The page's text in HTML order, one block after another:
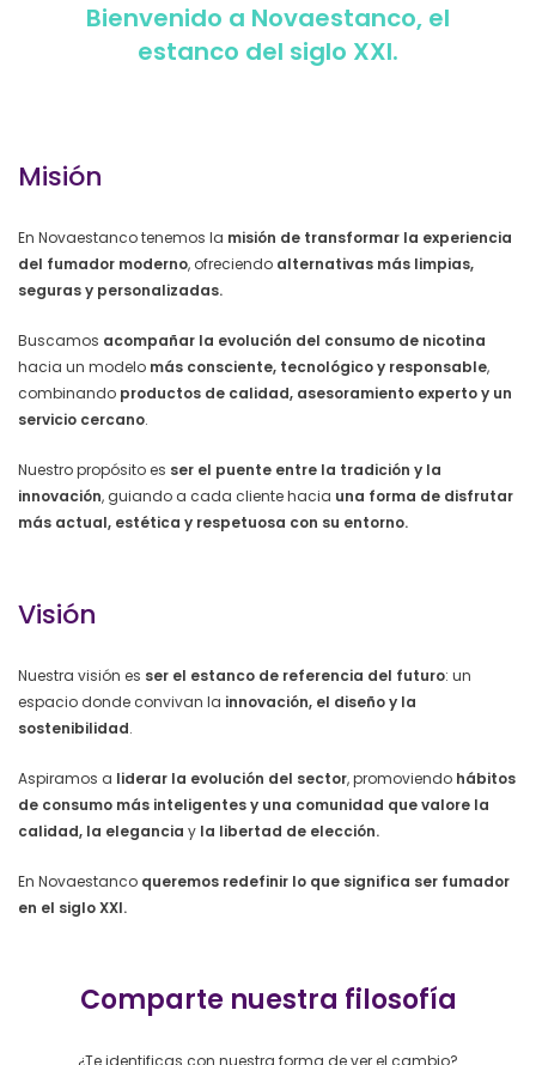
Bienvenido a Novaestanco, el
estanco del siglo XXI.
Misión
En Novaestanco tenemos la misión de transformar la experiencia
del fumador moderno, ofreciendo alternativas más limpias,
seguras y personalizadas.
Buscamos acompañar la evolución del consumo de nicotina
hacia un modelo más consciente, tecnológico y responsable,
combinando productos de calidad, asesoramiento experto y un
servicio cercano.
Nuestro propósito es ser el puente entre la tradición y la
innovación, guiando a cada cliente hacia una forma de disfrutar
más actual, estética y respetuosa con su entorno.
Visión
Nuestra visión es ser el estanco de referencia del futuro: un
espacio donde convivan la innovación, el diseño y la
sostenibilidad.
Aspiramos a liderar la evolución del sector, promoviendo hábitos
de consumo más inteligentes y una comunidad que valore la
calidad, la elegancia y la libertad de elección.
En Novaestanco queremos redefinir lo que significa ser fumador
en el siglo XXI.
Comparte nuestra filosofía